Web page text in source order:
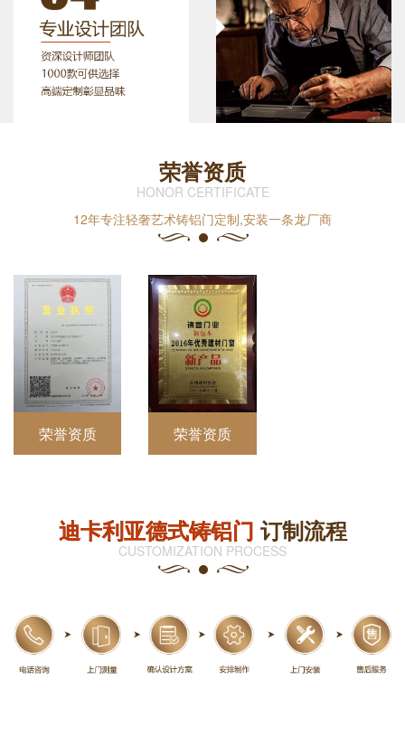
荣誉资质
HONOR CERTIFICATE
12年专注轻奢艺术铸铝门定制,安装一条龙厂商
荣誉资质 荣誉资质
迪卡利亚德式铸铝门 订制流程
CUSTOMIZATION PROCESS